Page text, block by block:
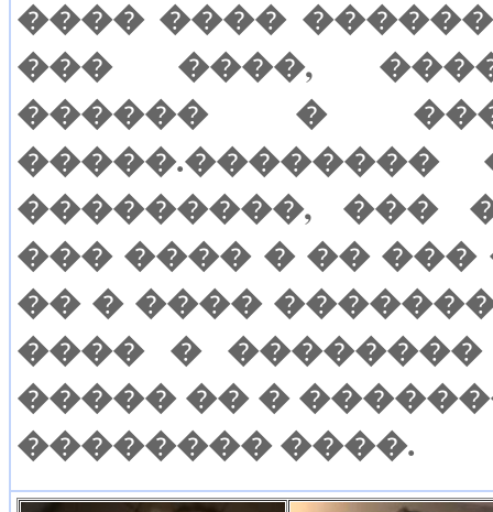
���� ����
��� ����,
������ �
���������, ���
��� ���� � �� ���
�� � ����
���� �
����� �� �
�������� ����.